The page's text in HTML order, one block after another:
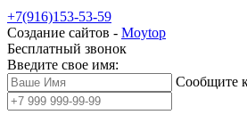
+7(916)153-53-59
Создание сайтов - Moytop
Бесплатный звонок
Введите свое имя:
Сообщите